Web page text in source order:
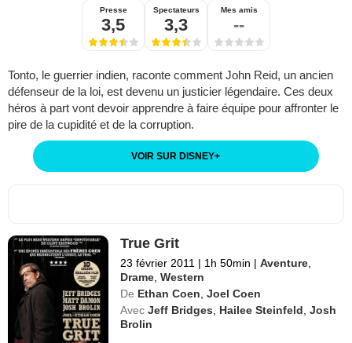
Presse
3,5
Spectateurs
3,3
Mes amis
--
Tonto, le guerrier indien, raconte comment John Reid, un ancien
défenseur de la loi, est devenu un justicier légendaire. Ces deux
héros à part vont devoir apprendre à faire équipe pour affronter le
pire de la cupidité et de la corruption.
VOIR SUR DISNEY+
True Grit
23 février 2011 | 1h 50min | Aventure
Drame ,Western
De Ethan Coen ,Joel Coen
Avec Jeff Bridges Hailee Steinfeld ,Josh
Brolin